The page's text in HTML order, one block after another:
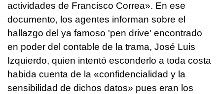
actividades de Francisco Correa». En ese
documento, los agentes informan sobre el
hallazgo del ya famoso 'pen drive' encontrado
en poder del contable de la trama, José Luis
Izquierdo, quien intentó esconderlo a toda costa
habida cuenta de la «confidencialidad y la
sensibilidad de dichos datos» pues eran los